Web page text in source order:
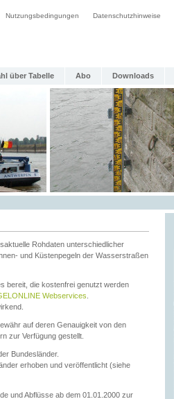
Nutzungsbedingungen Datenschutzhinweise
über Tabelle Abo Downloads
Rohdaten unterschiedlicher
und Küstenpegeln der Wasserstraßen
bereit, die kostenfrei genutzt werden
Webservices
auf deren Genauigkeit von den
zur Verfügung gestellt.
Bundesländer.
erhoben und veröffentlicht (siehe
und Abflüsse ab dem 01.01.2000 zur